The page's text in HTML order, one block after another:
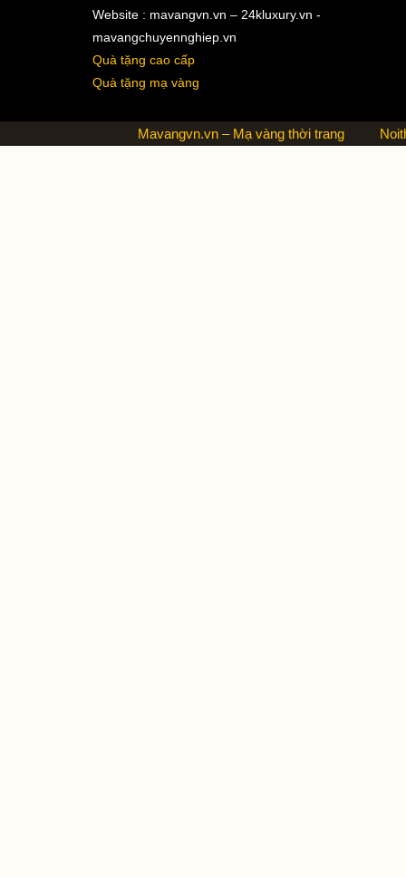
Website : mavangvn.vn – 24kluxury.vn -
mavangchuyennghiep.vn
Quà tặng cao cấp
Quà tặng mạ vàng
Mavangvn.vn – Mạ vàng thời trang